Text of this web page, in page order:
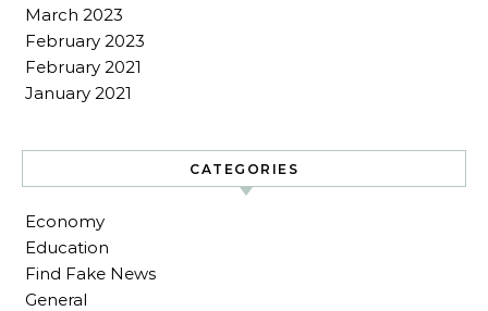
March 2023
February 2023
February 2021
January 2021
CATEGORIES
Economy
Education
Find Fake News
General